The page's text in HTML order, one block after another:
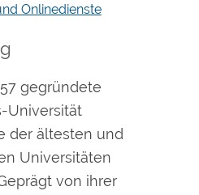
Onlinedienste
gegründete
Universität
der ältesten und
Universitäten
von ihrer